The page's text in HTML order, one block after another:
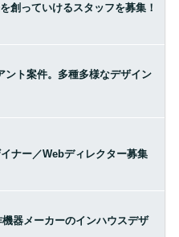
創っていけるスタッフを募集！
ント案件。多種多様なデザイン
イナー／Webディレクター募集
器メーカーのインハウスデザ